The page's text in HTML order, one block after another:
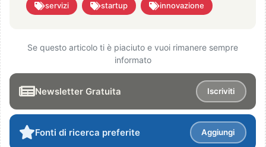
servizi startup innovazione
Se questo articolo ti è piaciuto e vuoi rimanere sempre
informato
Newsletter Gratuita Iscriviti
Fonti di ricerca preferite Aggiungi